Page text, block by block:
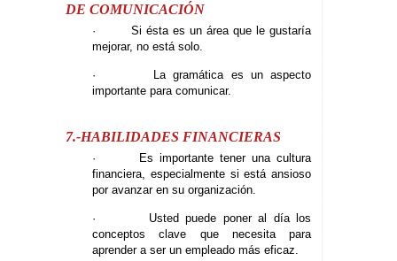
DE COMUNICACIÓN
· Si ésta es un área que le gustaría
mejorar, no está solo.
· La gramática es un aspecto
importante para comunicar.
7.-HABILIDADES FINANCIERAS
· Es importante tener una cultura
financiera, especialmente si está ansioso
por avanzar en su organización.
· Usted puede poner al día los
conceptos clave que necesita para
aprender a ser un empleado más eficaz.